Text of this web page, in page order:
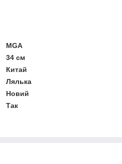
MGA
34 см
Китай
Лялька
Новий
Так